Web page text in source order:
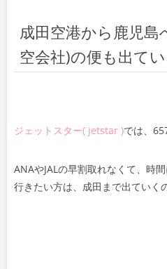
成田空港から鹿児島
空会社)の便も出てい
ジェットスター( jetstar )では、
ANAやJALの早割取れなくて、時
行きたい方は、成田まで出ていく